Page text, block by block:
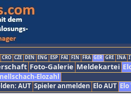
CRO CZE DEN ENG ESP FAI FIN FRA GER GRE INA
Foto-Galerie Meldekartei
Elozahl
AUT Spieler anmelden Elo AUT